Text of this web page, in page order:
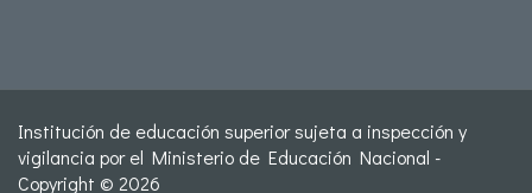
Institución de educación superior sujeta a inspección y
vigilancia por el Ministerio de Educación Nacional -
Copyright © 2026